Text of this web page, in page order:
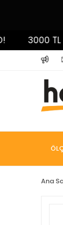
3000 TL
Ana